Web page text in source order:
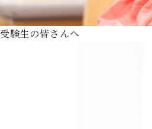
受験生の皆さんへ